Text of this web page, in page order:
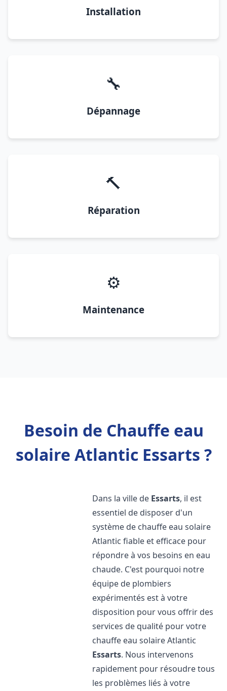
Installation
🔧
Dépannage
🔨
Réparation
⚙️
Maintenance
Besoin de Chauffe eau
solaire Atlantic Essarts ?
Dans la ville de Essarts, il est
essentiel de disposer d'un
système de chauffe eau solaire
Atlantic fiable et efficace pour
répondre à vos besoins en eau
chaude. C'est pourquoi notre
équipe de plombiers
expérimentés est à votre
disposition pour vous offrir des
services de qualité pour votre
chauffe eau solaire Atlantic
Essarts. Nous intervenons
rapidement pour résoudre tous
les problèmes liés à votre